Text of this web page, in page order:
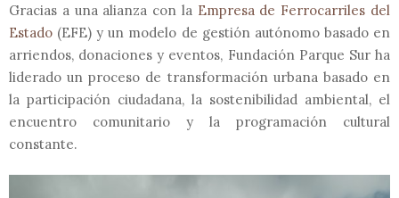
Gracias a una alianza con la Empresa de Ferrocarriles del
Estado (EFE) y un modelo de gestión autónomo basado en
arriendos, donaciones y eventos, Fundación Parque Sur ha
liderado un proceso de transformación urbana basado en
la participación ciudadana, la sostenibilidad ambiental, el
encuentro comunitario y la programación cultural
constante.